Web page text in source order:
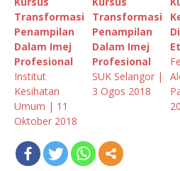
Transformasi
Penampilan
Dalam Imej
Profesional
Institut
Kesihatan
Umum | 11
Oktober 2018
Transformasi
Penampilan
Dalam Imej
Profesional
SUK Selangor |
3 Ogos 2018